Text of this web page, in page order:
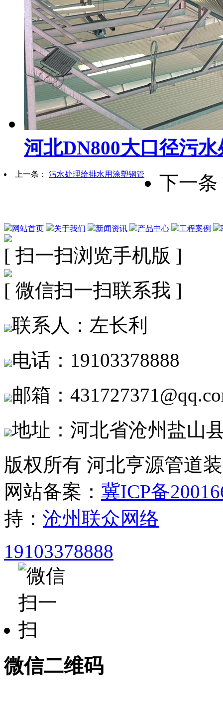
河北DN800大口径污
上一条： 污水处理给排水用涂塑钢管 下一
网站首页 关于我们 新闻资讯 产品中心 工程案例
[ 扫一扫浏览手机版 ]
[ 微信扫一扫联系我 ]
联系人：左长利
电话：19103378888
邮箱：
地址：河北省沧州盐山
版权所有 河北亨源管道
网站备案： 冀ICP备
持： 沧州联众网络
19103378888
微信二维码